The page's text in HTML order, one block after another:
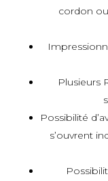
cordon
Plusieurs
Possibilité
s’ouvrent